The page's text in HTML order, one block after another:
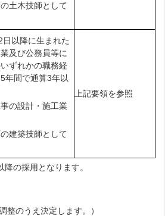
土木技師として
以降に生まれた
及び公務員等に
ずれかの職務経
年間で通算3年以
の設計・施工業
建築技師として
上記要領を参照
の採用となります。
のうえ決定します。）